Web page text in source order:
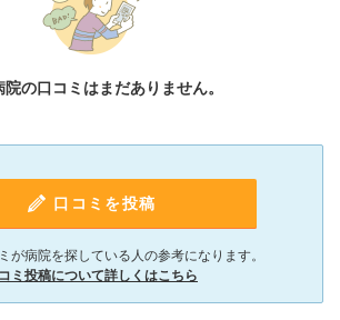
院の口コミはまだありません。
口コミを投稿
が病院を探している人の参考になります。
ミ投稿について詳しくはこちら